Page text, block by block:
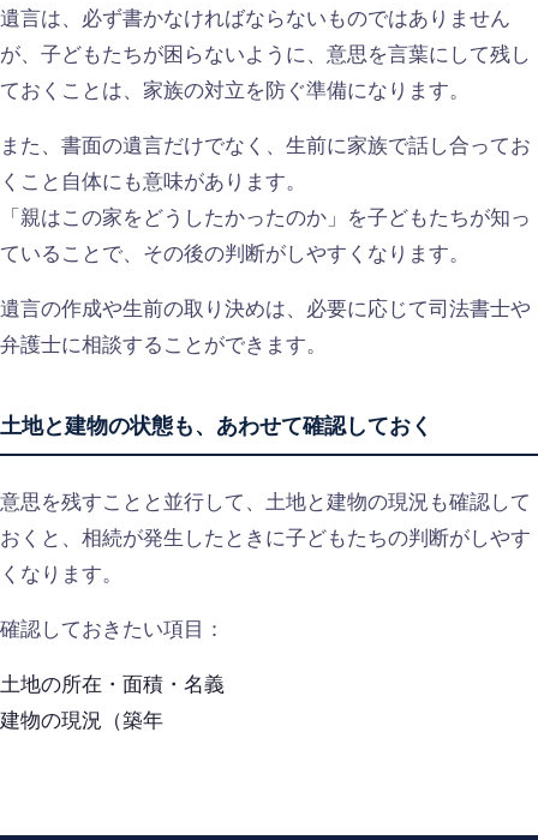
遺言は、必ず書かなければならないものではありません
が、子どもたちが困らないように、意思を言葉にして残し
ておくことは、家族の対立を防ぐ準備になります。
また、書面の遺言だけでなく、生前に家族で話し合ってお
くこと自体にも意味があります。
「親はこの家をどうしたかったのか」を子どもたちが知っ
ていることで、その後の判断がしやすくなります。
遺言の作成や生前の取り決めは、必要に応じて司法書士や
弁護士に相談することができます。
土地と建物の状態も、あわせて確認しておく
意思を残すことと並行して、土地と建物の現況も確認して
おくと、相続が発生したときに子どもたちの判断がしやす
くなります。
確認しておきたい項目：
土地の所在・面積・名義
建物の現況（築年